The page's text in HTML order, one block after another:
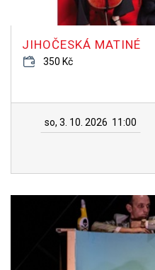
JIHOČESKÁ MATINÉ
350 Kč
so, 3. 10. 2026 11:00